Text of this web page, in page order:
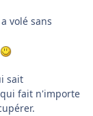
volé sans
sait
fait n'importe